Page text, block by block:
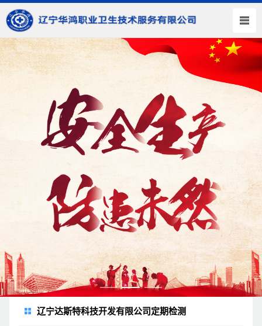
辽宁达斯特科技开发有限公司定期检测